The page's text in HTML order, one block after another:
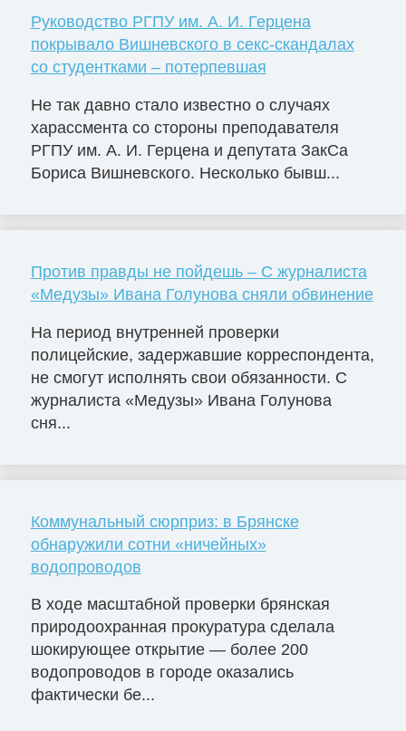
Руководство РГПУ им. А. И. Герцена
покрывало Вишневского в секс-скандалах
со студентками – потерпевшая
Не так давно стало известно о случаях
харассмента со стороны преподавателя
РГПУ им. А. И. Герцена и депутата ЗакСа
Бориса Вишневского. Несколько бывш...
Против правды не пойдешь – С журналиста
«Медузы» Ивана Голунова сняли обвинение
На период внутренней проверки
полицейские, задержавшие корреспондента,
не смогут исполнять свои обязанности. С
журналиста «Медузы» Ивана Голунова
сня...
Коммунальный сюрприз: в Брянске
обнаружили сотни «ничейных»
водопроводов
В ходе масштабной проверки брянская
природоохранная прокуратура сделала
шокирующее открытие — более 200
водопроводов в городе оказались
фактически бе...